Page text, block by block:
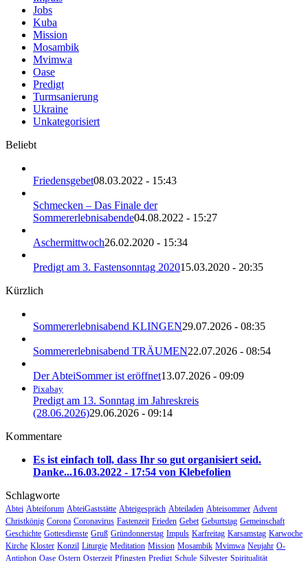
Jobs
Kuba
Mission
Mosambik
Mvimwa
Oase
Predigt
Turmsanierung
Ukraine
Unkategorisiert
Beliebt
Friedensgebet08.03.2022 - 15:43
Schmecken – Das Finale der
Sommererlebnisabende04.08.2022 - 15:27
Aschermittwoch26.02.2020 - 15:34
Predigt am 3. Fastensonntag 202015.03.2020 - 20:35
Kürzlich
Sommererlebnisabend KLINGEN29.07.2026 - 08:35
Sommererlebnisabend TRÄUMEN22.07.2026 - 08:54
Der AbteiSommer ist eröffnet13.07.2026 - 09:09
Pixabay
Predigt am 13. Sonntag im Jahreskreis
(28.06.2026)29.06.2026 - 09:14
Kommentare
Es ist einfach toll, dass Ihr so gut organisiert seid.
Danke...16.03.2022 - 17:54 von Klebefolien
Schlagworte
Abtei Abteiforum AbteiGaststätte Abteigespräch Abteiladen Abteisommer Advent
Christkönig Corona Coronavirus Fastenzeit Frieden Gebet Geburtstag Gemeinschaft
Geschichte Gottesdienste Gruß Gründonnerstag Impuls Karfreitag Karsamstag Karwoche
Kirche Kloster Konzil Liturgie Meditation Mission Mosambik Mvimwa Neujahr O-
Antiphon Oase Ostern Osterzeit Pfingsten Predigt Schule Silvester Spiritualität